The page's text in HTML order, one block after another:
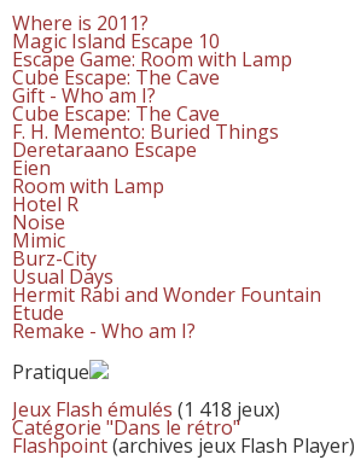
Where is 2011?
Magic Island Escape 10
Escape Game: Room with Lamp
Cube Escape: The Cave
Gift - Who am I?
Cube Escape: The Cave
F. H. Memento: Buried Things
Deretaraano Escape
Eien
Room with Lamp
Hotel R
Noise
Mimic
Burz-City
Usual Days
Hermit Rabi and Wonder Fountain
Etude
Remake - Who am I?
Pratique
Jeux Flash émulés (1 418 jeux)
Catégorie "Dans le rétro"
Flashpoint(archives jeux Flash Player)